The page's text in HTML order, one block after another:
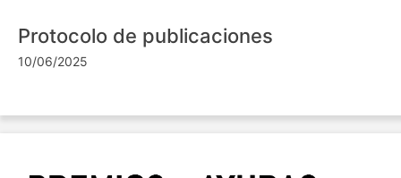
Protocolo de publicaciones
10/06/2025